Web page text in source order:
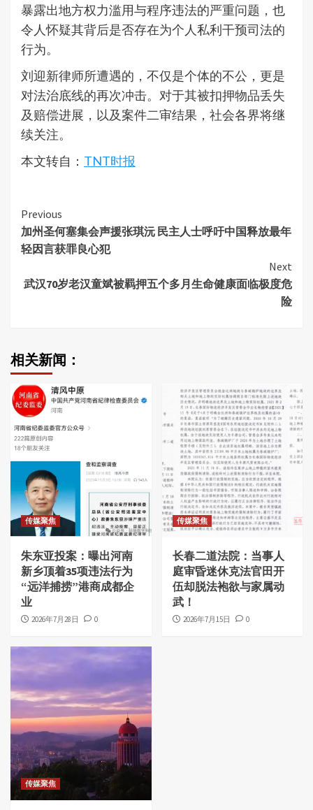
暴露出地方权力滥用与程序违法的严重问题，也
令人怀疑其背后是否存在为个人私利干预司法的
行为。
刘迎新律师所遭遇的，不仅是个体的不公，更是
对法治底线的再次冲击。对于其被扣押物品丢失
及赔偿进展，以及案件二审结果，社会各界将继
续关注。
本文转自： TNT时报
Continue
Reading
Previous
加州圣何塞集会声援张琪沅 民主人士呼吁中国释放最年
轻因言获罪良心犯
Next
武汉70岁老汉童斌被羁押五个多月生命健康面临极度危
险
相关新闻：
传媒聚焦
朱东亚投案：曝出河南
新乡顶着35项违法行为
“远洋捕捞”港商成都企
业
2026年7月28日 0
传媒聚焦
长春二道法院：当事人
庭审昏迷休克法官田开
伍却脱法袍欲与家属动
武！
2026年7月15日 0
传媒聚焦